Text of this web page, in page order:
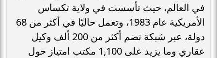
في العالم، حيث تأسست في ولاية تكساس
الأمريكية عام 1983، وتعمل حاليًا في أكثر من 68
دولة، عبر شبكة تضم أكثر من 200 ألف وكيل
عقاري وما يزيد على 1,100 مكتب امتياز حول